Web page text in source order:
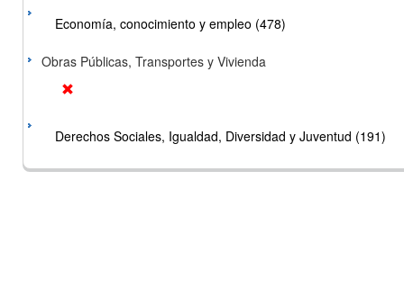
Economía, conocimiento y empleo (478)
Obras Públicas, Transportes y Vivienda
Derechos Sociales, Igualdad, Diversidad y Juventud (191)